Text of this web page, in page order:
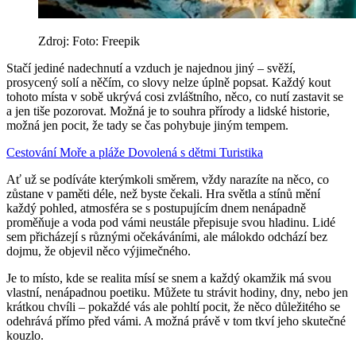
Zdroj: Foto: Freepik
Stačí jediné nadechnutí a vzduch je najednou jiný – svěží,
prosycený solí a něčím, co slovy nelze úplně popsat. Každý kout
tohoto místa v sobě ukrývá cosi zvláštního, něco, co nutí zastavit se
a jen tiše pozorovat. Možná je to souhra přírody a lidské historie,
možná jen pocit, že tady se čas pohybuje jiným tempem.
CestováníMoře a pláže Dovolená s dětmi Turistika
Ať už se podíváte kterýmkoli směrem, vždy narazíte na něco, co
zůstane v paměti déle, než byste čekali. Hra světla a stínů mění
každý pohled, atmosféra se s postupujícím dnem nenápadně
proměňuje a voda pod vámi neustále přepisuje svou hladinu. Lidé
sem přicházejí s různými očekáváními, ale málokdo odchází bez
dojmu, že objevil něco výjimečného.
Je to místo, kde se realita mísí se snem a každý okamžik má svou
vlastní, nenápadnou poetiku. Můžete tu strávit hodiny, dny, nebo jen
krátkou chvíli – pokaždé vás ale pohltí pocit, že něco důležitého se
odehrává přímo před vámi. A možná právě v tom tkví jeho skutečné
kouzlo.